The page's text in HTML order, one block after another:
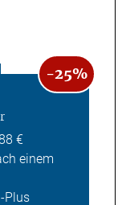
-25%
€
einem
Plus